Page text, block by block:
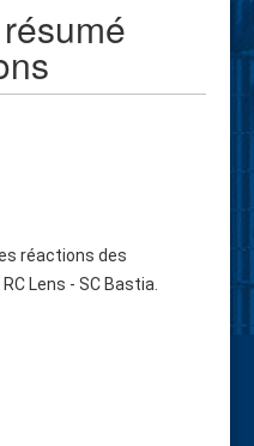
réactions des
Lens - SC Bastia.